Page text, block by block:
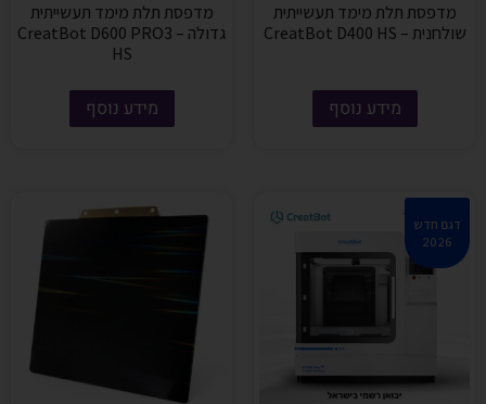
מדפסת תלת מימד תעשייתית
שולחנית – CreatBot D400 HS
מידע נוסף
מדפסת תלת מימד תעשייתית
גדולה – CreatBot D600 PRO3
HS
מידע נוסף
דגם חדש
2026